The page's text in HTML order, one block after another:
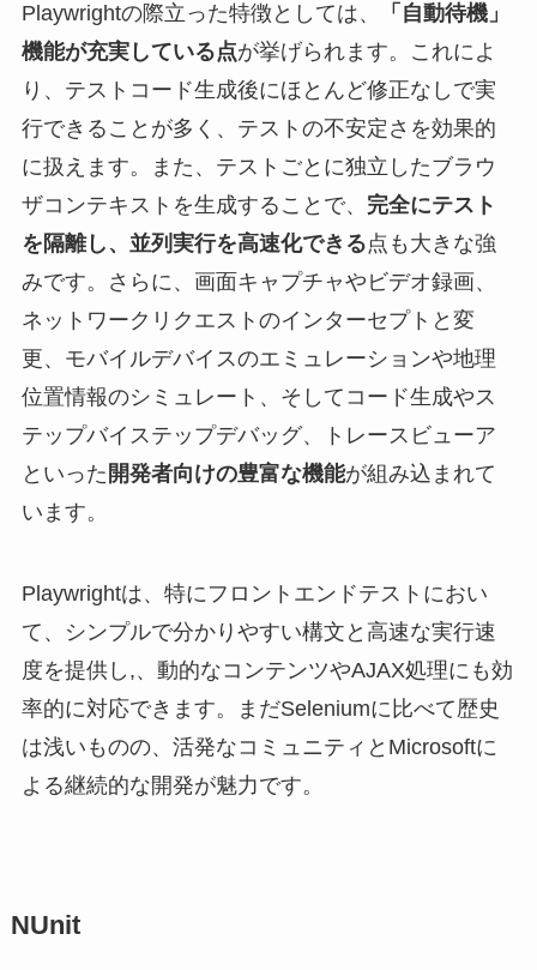
Playwrightの際立った特徴としては、
「自動待機」
機能が充実している点が挙げられます。これによ
り、テストコード生成後にほとんど修正なしで実
行できることが多く、テストの不安定さを効果的
に扱えます。また、テストごとに独立したブラウ
ザコンテキストを生成することで、 完全にテスト
を隔離し、並列実行を高速化できる点も大きな強
みです。さらに、画面キャプチャやビデオ録画、
ネットワークリクエストのインターセプトと変
更、モバイルデバイスのエミュレーションや地理
位置情報のシミュレート、そしてコード生成やス
テップバイステップデバッグ、トレースビューア
といった 開発者向けの豊富な機能が組み込まれて
います。
Playwrightは、特にフロントエンドテストにおい
て、シンプルで分かりやすい構文と高速な実行速
度を提供し,、動的なコンテンツやAJAX処理にも効
率的に対応できます。まだSeleniumに比べて歴史
は浅いものの、活発なコミュニティとMicrosoftに
よる継続的な開発が魅力です。
NUnit